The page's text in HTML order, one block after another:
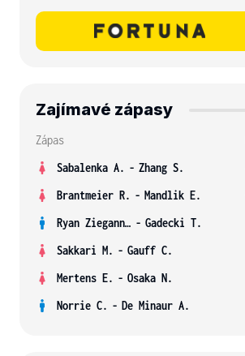
Zajímavé zápasy
Zápas
Sabalenka A. - Zhang S.
Brantmeier R. - Mandlik E.
Ryan Ziegann S. - Gadecki T.
Sakkari M. - Gauff C.
Mertens E. - Osaka N.
Norrie C. - De Minaur A.